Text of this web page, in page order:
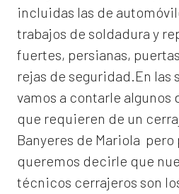
incluidas las de
trabajos de soldadura y
fuertes, persianas,
rejas de seguridad.En las
vamos a contarle algunos
que requieren de un
Banyeres de Mariola pero
queremos decirle que
técnicos cerrajeros son